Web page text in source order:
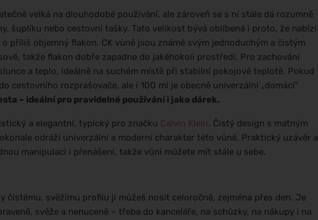
velká na dlouhodobé používání, ale zároveň se s ní stále dá rozumně
šuplíku nebo cestovní tašky. Tato velikost bývá oblíbená i proto, že nabízí
příliš objemný flakon. CK vůně jsou známé svým jednoduchým a čistým
takže flakon dobře zapadne do jakéhokoli prostředí. Pro zachování
a teplo, ideálně na suchém místě při stabilní pokojové teplotě. Pokud
cestovního rozprašovače, ale i 100 ml je obecně univerzální „domácí“
– ideální pro pravidelné používání i jako dárek.
a elegantní, typický pro značku Calvin Klein. Čistý design s matným
odráží univerzální a moderní charakter této vůně. Praktický uzávěr a
manipulaci i přenášení, takže vůni můžete mít stále u sebe.
čistému, svěžímu profilu ji můžeš nosit celoročně, zejména přes den. Je
svěže a nenuceně – třeba do kanceláře, na schůzky, na nákupy i na